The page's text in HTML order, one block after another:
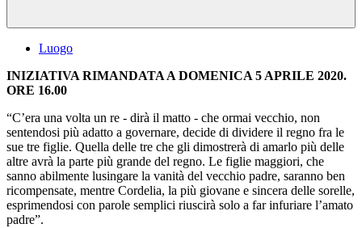
Luogo
INIZIATIVA RIMANDATA A DOMENICA 5 APRILE 2020.
ORE 16.00
“C’era una volta un re - dirà il matto - che ormai vecchio, non
sentendosi più adatto a governare, decide di dividere il regno fra le
sue tre figlie. Quella delle tre che gli dimostrerà di amarlo più delle
altre avrà la parte più grande del regno. Le figlie maggiori, che
sanno abilmente lusingare la vanità del vecchio padre, saranno ben
ricompensate, mentre Cordelia, la più giovane e sincera delle sorelle,
esprimendosi con parole semplici riuscirà solo a far infuriare l’amato
padre”.